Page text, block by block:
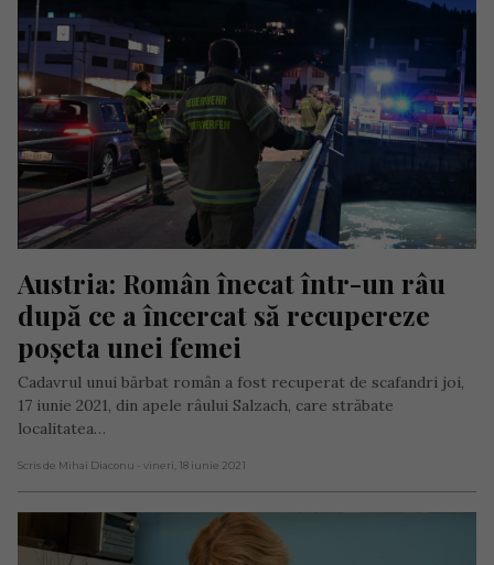
Austria: Român înecat într-un râu
după ce a încercat să recupereze
poșeta unei femei
Cadavrul unui bărbat român a fost recuperat de scafandri joi,
17 iunie 2021, din apele râului Salzach, care străbate
localitatea…
Scris de Mihai Diaconu - vineri, 18 iunie 2021